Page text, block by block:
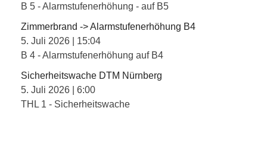
B 5 - Alarmstufenerhöhung - auf B5
Zimmerbrand -> Alarmstufenerhöhung B4
5. Juli 2026
15:04
B 4 - Alarmstufenerhöhung auf B4
Sicherheitswache DTM Nürnberg
5. Juli 2026
6:00
THL 1 - Sicherheitswache